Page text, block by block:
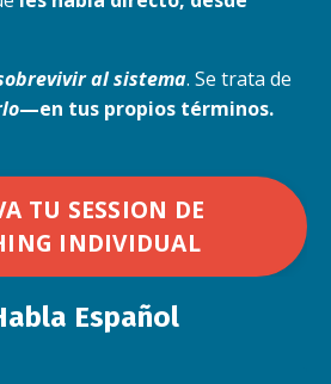
al sistema. Se trata de
—en tus propios términos.
TU SESSION DE
INDIVIDUAL
Español